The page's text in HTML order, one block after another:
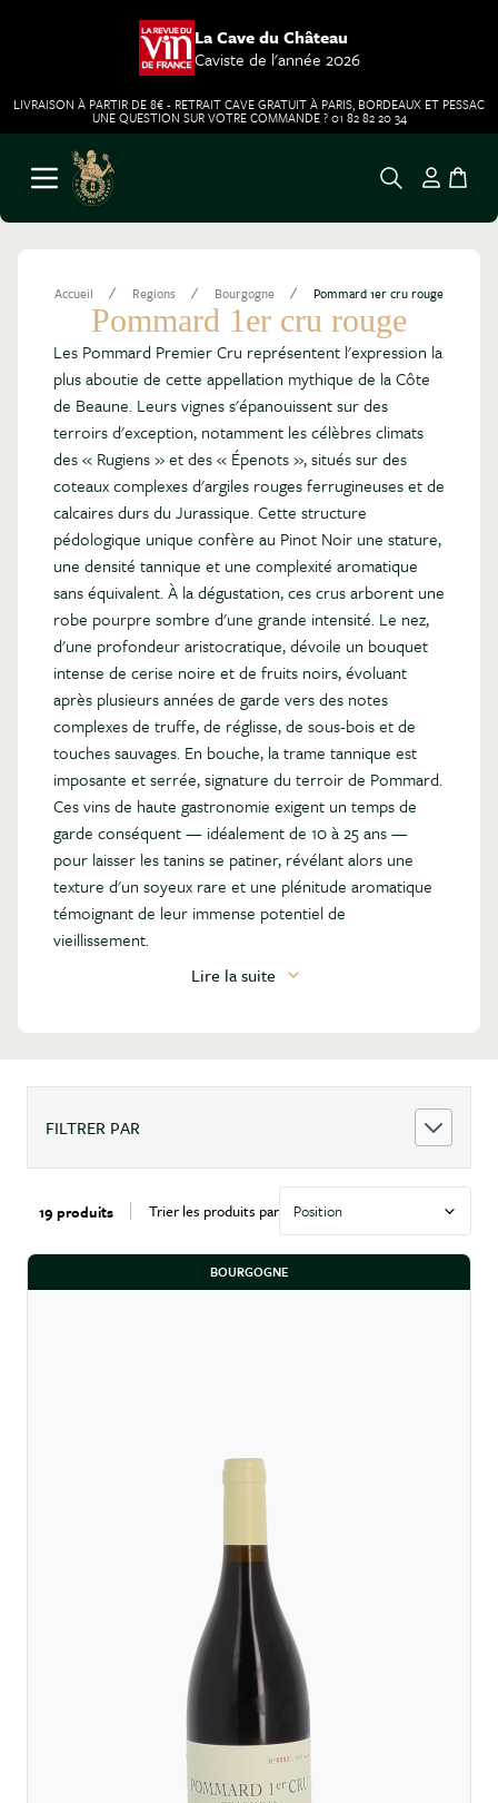
La Cave du Château
Caviste de l'année 2026
LIVRAISON À PARTIR DE 8€ - RETRAIT CAVE GRATUIT À PARIS, BORDEAUX ET PESSAC
UNE QUESTION SUR VOTRE COMMANDE ? 01 82 82 20 34
Aller au contenu
Ouvrir le menu
Accueil / Regions / Bourgogne / Pommard 1er cru rouge
Pommard 1er cru rouge
Les Pommard Premier Cru représentent l'expression la
plus aboutie de cette appellation mythique de la Côte
de Beaune. Leurs vignes s'épanouissent sur des
terroirs d'exception, notamment les célèbres climats
des « Rugiens » et des « Épenots », situés sur des
coteaux complexes d'argiles rouges ferrugineuses et de
calcaires durs du Jurassique. Cette structure
pédologique unique confère au Pinot Noir une stature,
une densité tannique et une complexité aromatique
sans équivalent. À la dégustation, ces crus arborent une
robe pourpre sombre d'une grande intensité. Le nez,
d'une profondeur aristocratique, dévoile un bouquet
intense de cerise noire et de fruits noirs, évoluant
après plusieurs années de garde vers des notes
complexes de truffe, de réglisse, de sous-bois et de
touches sauvages. En bouche, la trame tannique est
imposante et serrée, signature du terroir de Pommard.
Ces vins de haute gastronomie exigent un temps de
garde conséquent — idéalement de 10 à 25 ans —
pour laisser les tanins se patiner, révélant alors une
texture d'un soyeux rare et une plénitude aromatique
témoignant de leur immense potentiel de
vieillissement.
Lire la suite
FILTRER PAR
19 produits Trier les produits par
BOURGOGNE